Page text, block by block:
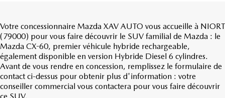
Votre concessionnaire Mazda XAV AUTO vous accueille à NIORT
(79000) pour vous faire découvrir le SUV familial de Mazda : le
Mazda CX-60, premier véhicule hybride rechargeable,
également disponible en version Hybride Diesel 6 cylindres.
Avant de vous rendre en concession, remplissez le formulaire de
contact ci-dessus pour obtenir plus d'information : votre
conseiller commercial vous contactera pour vous faire découvrir